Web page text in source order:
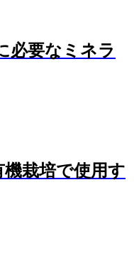
必要なミネラ
栽培で使用す